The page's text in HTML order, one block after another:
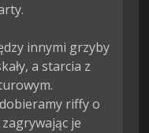
innymi grzyby
a starcia z
riffy o
je